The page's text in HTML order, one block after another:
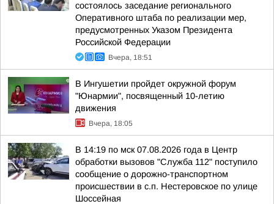
состоялось заседание регионального
Оперативного штаба по реализации мер,
предусмотренных Указом Президента
Российской Федерации
Вчера, 18:51
В Ингушетии пройдет окружной форум
"Юнармии", посвященный 10-летию
движения
Вчера, 18:05
В 14:19 по мск 07.08.2026 года в Центр
обработки вызовов "Служба 112" поступило
сообщение о дорожно-транспортном
происшествии в с.п. Нестеровское по улице
Шоссейная